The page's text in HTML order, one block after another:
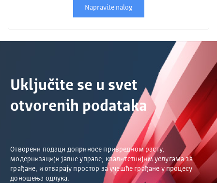
Napravite nalog
Uključite se u svet
otvorenih podataka
Отворени подаци доприносе привредном расту,
модернизацији јавне управе, квалитетнијим услугама за
грађане, и отварају простор за учешће грађане у процесу
доношења одлука.